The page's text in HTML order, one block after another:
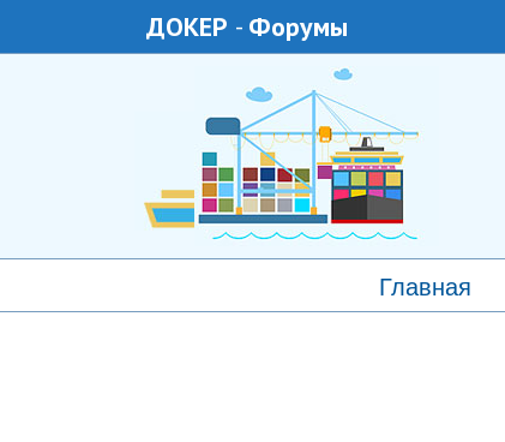
ДОКЕР - Форумы
Главная